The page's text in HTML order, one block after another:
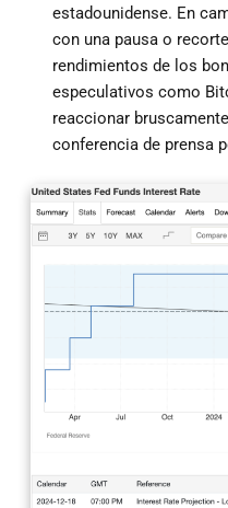
estadounidense. En
con una pausa o
rendimientos de los
especulativos como
reaccionar
conferencia de prensa